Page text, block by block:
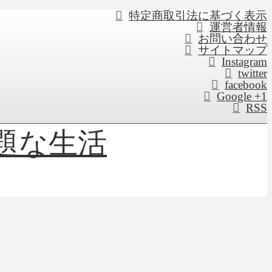
特定商取引法に基づく表示
運営者情報
お問い合わせ
サイトマップ
Instagram
twitter
facebook
Google +1
RSS
な生活